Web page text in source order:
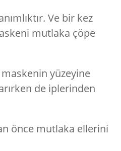
Ve bir kez
mutlaka çöpe
maskenin yüzeyine
de iplerinden
önce mutlaka ellerini